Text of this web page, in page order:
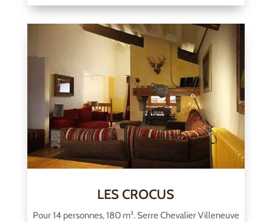
LES CROCUS
Pour 14 personnes, 180 m². Serre Chevalier Villeneuve